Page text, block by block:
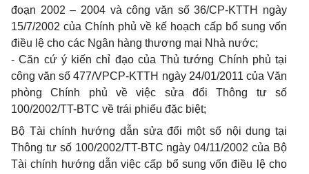
đoạn 2002 – 2004 và công văn số 36/CP-KTTH ngày
15/7/2002 của Chính phủ về kế hoạch cấp bổ sung vốn
điều lệ cho các Ngân hàng thương mại Nhà nước;
- Căn cứ ý kiến chỉ đạo của Thủ tướng Chính phủ tại
công văn số 477/VPCP-KTTH ngày 24/01/2011 của Văn
phòng Chính phủ về việc sửa đổi Thông tư số
100/2002/TT-BTC về trái phiếu đặc biệt;
Bộ Tài chính hướng dẫn sửa đổi một số nội dung tại
Thông tư số 100/2002/TT-BTC ngày 04/11/2002 của Bộ
Tài chính hướng dẫn việc cấp bổ sung vốn điều lệ cho